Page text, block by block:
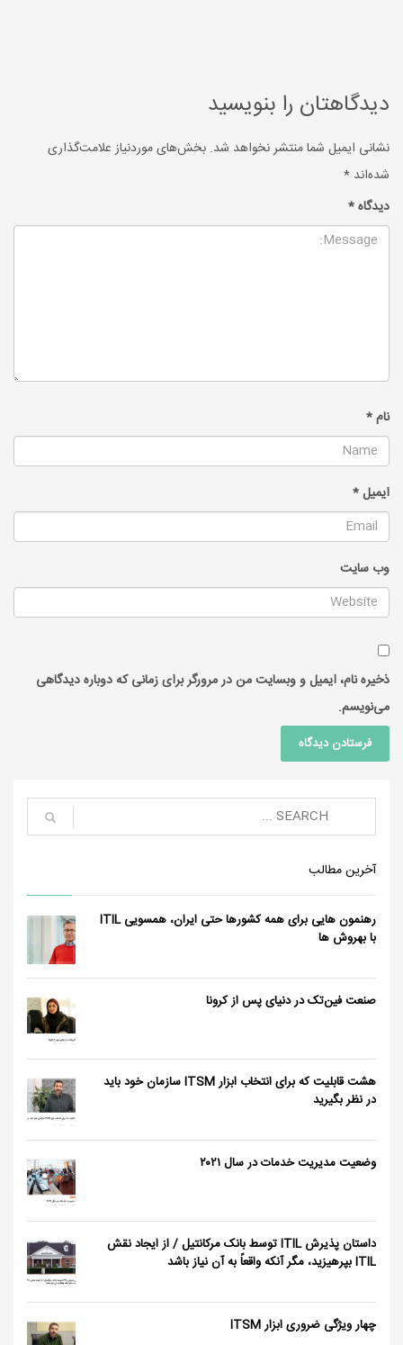
دیدگاهتان را بنویسید
نشانی ایمیل شما منتشر نخواهد شد. بخش‌های موردنیاز علامت‌گذاری
شده‌اند *
دیدگاه*
نام*
ایمیل*
وب‌ سایت
ذخیره نام، ایمیل و وبسایت من در مرورگر برای زمانی که دوباره دیدگاهی
می‌نویسم.
آخرین مطالب
رهنمون هایی برای همه کشورها حتی ایران، همسویی ITIL
با بهروش ها
صنعت فین‌تک در دنیای پس از کرونا
هشت قابلیت که برای انتخاب ابزار ITSM سازمان خود باید
در نظر بگیرید
وضعیت مدیریت خدمات در سال ٢٠٢١
داستان پذیرش ITIL توسط بانک مرکانتیل / از ایجاد نقش
ITIL بپرهیزید، مگر آنکه واقعاً به آن نیاز باشد
چهار ویژگی ضروری ابزار ITSM